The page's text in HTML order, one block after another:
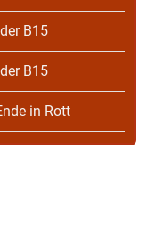
B15
B15
in Rott